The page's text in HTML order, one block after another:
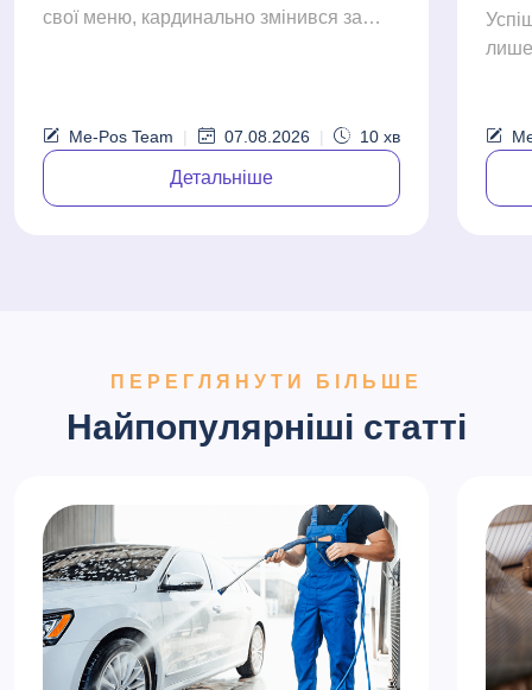
свої меню, кардинально змінився за
Me-Pos Team | 07.08.2026 | 10 хв
Детальніше
лише
ПЕРЕГЛЯНУТИ БІЛЬШЕ
Найпопулярніші статті